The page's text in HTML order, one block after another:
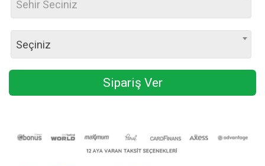
Sehir Seciniz
Seçiniz
Sipariş Ver